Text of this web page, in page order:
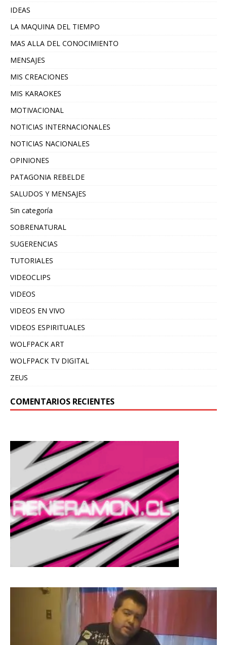
IDEAS
LA MAQUINA DEL TIEMPO
MAS ALLA DEL CONOCIMIENTO
MENSAJES
MIS CREACIONES
MIS KARAOKES
MOTIVACIONAL
NOTICIAS INTERNACIONALES
NOTICIAS NACIONALES
OPINIONES
PATAGONIA REBELDE
SALUDOS Y MENSAJES
Sin categoría
SOBRENATURAL
SUGERENCIAS
TUTORIALES
VIDEOCLIPS
VIDEOS
VIDEOS EN VIVO
VIDEOS ESPIRITUALES
WOLFPACK ART
WOLFPACK TV DIGITAL
ZEUS
COMENTARIOS RECIENTES